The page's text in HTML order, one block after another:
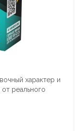
характер и
реального